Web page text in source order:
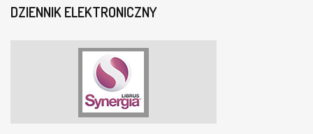
DZIENNIK ELEKTRONICZNY